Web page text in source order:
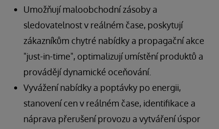
Umožňují maloobchodní zásoby a
sledovatelnost v reálném čase, poskytují
zákazníkům chytré nabídky a propagační akce
"just-in-time", optimalizují umístění produktů a
provádějí dynamické oceňování.
Vyvážení nabídky a poptávky po energii,
stanovení cen v reálném čase, identifikace a
náprava přerušení provozu a vytváření úspor